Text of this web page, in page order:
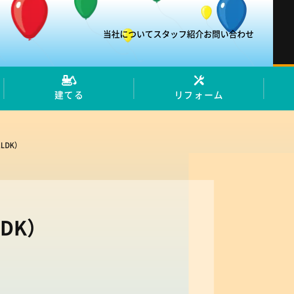
当社についてスタッフ紹介お問い合わせ
建てる リフォーム
）
）